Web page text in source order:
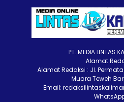
PT. MEDIA LINTAS
Alamat
Alamat Redaksi : Jl.
Muara Teweh
Email: